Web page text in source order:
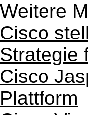
Weitere
Cisco
Strategie
Cisco
Plattform